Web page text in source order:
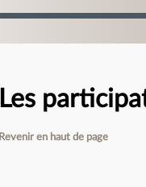
Les
Revenir en haut de page